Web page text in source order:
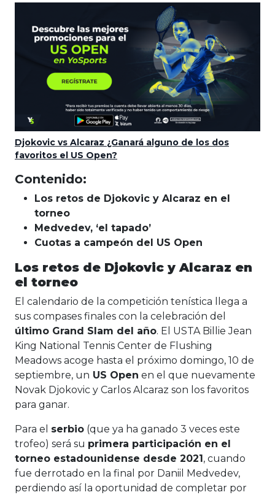
Djokovic vs Alcaraz ¿Ganará alguno de los dos
favoritos el US Open?
Contenido:
Los retos de Djokovic y Alcaraz en el
torneo
Medvedev, ‘el tapado’
Cuotas a campeón del US Open
Los retos de Djokovic y Alcaraz en
el torneo
El calendario de la competición tenística llega a
sus compases finales con la celebración del
último Grand Slam del año. El USTA Billie Jean
King National Tennis Center de Flushing
Meadows acoge hasta el próximo domingo, 10 de
septiembre, un US Open en el que nuevamente
Novak Djokovic y Carlos Alcaraz son los favoritos
para ganar.
Para el serbio (que ya ha ganado 3 veces este
trofeo) será su primera participación en el
torneo estadounidense desde 2021 , cuando
fue derrotado en la final por Daniil Medvedev,
perdiendo así la oportunidad de completar por